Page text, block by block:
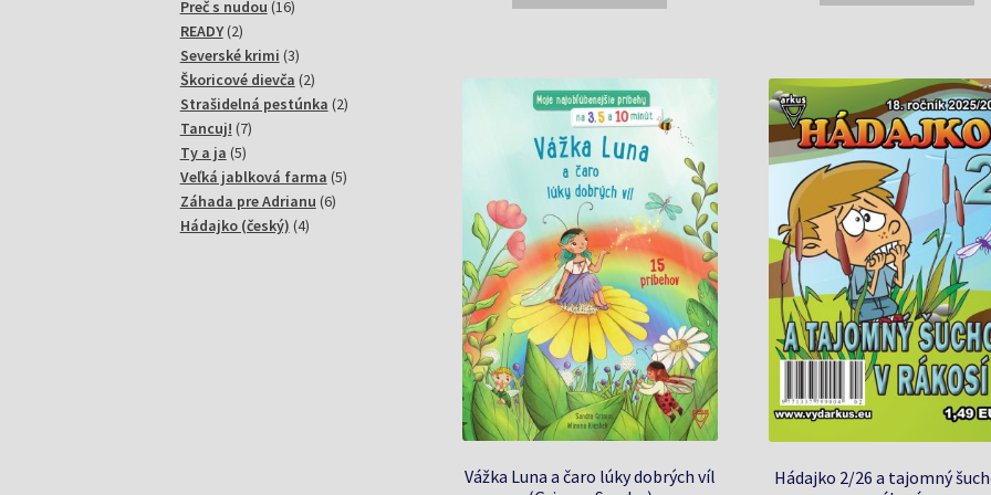
1,49 €. 1,39 €. 1,49 €. 1,39 €.
Vážka Luna a čaro lúky dobrých víl
Hádajko 2/26 a tajomný
produktov
Preč s nudou 1616
READY 22
produkty
Severské krimi 33
produkty
Škoricové dievča 22
produkty
Strašidelná pestúnka 22
Tancuj! 77
Ty a ja 55
produktov
Veľká jablková farma 55
Záhada pre Adrianu 66
Hádajko (český) 44